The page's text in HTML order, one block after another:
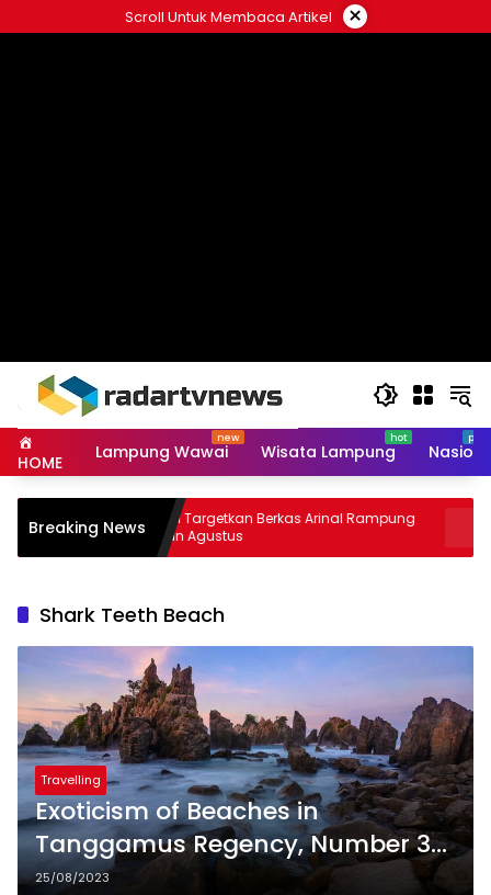
to
Scroll Untuk Membaca Artikel ×
HOME Lampung Wawai Wisata Lampung
Breaking News
Kejati Targetkan Berkas Arinal Rampung
Bulan Agustus
Shark Teeth Beach
Travelling
Exoticism of Beaches in
Tanggamus Regency, Number 3
Resembling Nature Paintings
25/08/2023